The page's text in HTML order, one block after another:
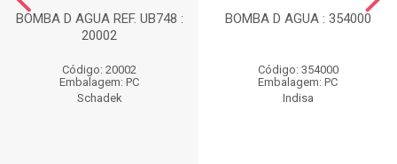
BOMBA D AGUA REF. UB748 :
20002
Código: 20002
Embalagem: PC
Schadek
BOMBA D AGUA : 354000
Código: 354000
Embalagem: PC
Indisa